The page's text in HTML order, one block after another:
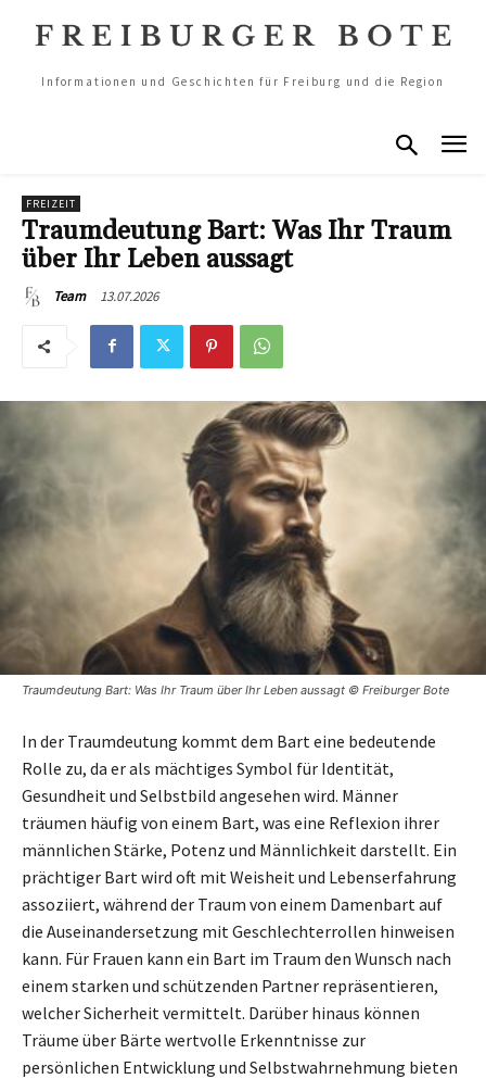
Informationen und Geschichten für Freiburg und die Region
FREIZEIT
Traumdeutung Bart: Was Ihr Traum
über Ihr Leben aussagt
Team 13.07.2026
Traumdeutung Bart: Was Ihr Traum über Ihr Leben aussagt © Freiburger Bote
In der Traumdeutung kommt dem Bart eine bedeutende
Rolle zu, da er als mächtiges Symbol für Identität,
Gesundheit und Selbstbild angesehen wird. Männer
träumen häufig von einem Bart, was eine Reflexion ihrer
männlichen Stärke, Potenz und Männlichkeit darstellt. Ein
prächtiger Bart wird oft mit Weisheit und Lebenserfahrung
assoziiert, während der Traum von einem Damenbart auf
die Auseinandersetzung mit Geschlechterrollen hinweisen
kann. Für Frauen kann ein Bart im Traum den Wunsch nach
einem starken und schützenden Partner repräsentieren,
welcher Sicherheit vermittelt. Darüber hinaus können
Träume über Bärte wertvolle Erkenntnisse zur
persönlichen Entwicklung und Selbstwahrnehmung bieten